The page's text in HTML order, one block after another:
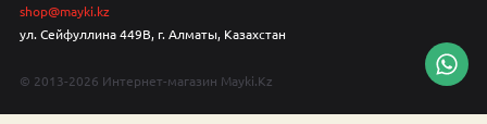
shop@mayki.kz
ул. Сейфуллина 449В, г. Алматы, Казахстан
© 2013-2026 Интернет-магазин Mayki.Kz